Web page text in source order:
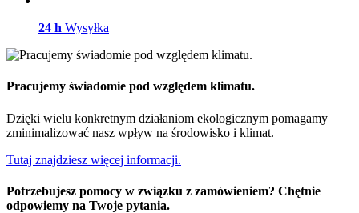
24 h Wysyłka
Pracujemy świadomie pod względem klimatu.
Dzięki wielu konkretnym działaniom ekologicznym pomagamy
zminimalizować nasz wpływ na środowisko i klimat.
Tutaj znajdziesz więcej informacji.
Potrzebujesz pomocy w związku z zamówieniem? Chętnie
odpowiemy na Twoje pytania.